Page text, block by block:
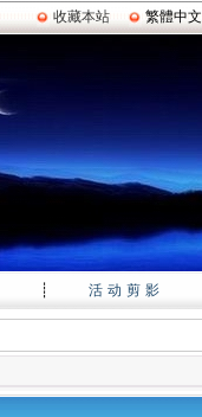
收藏本站 繁體中文
┊ 活动剪影